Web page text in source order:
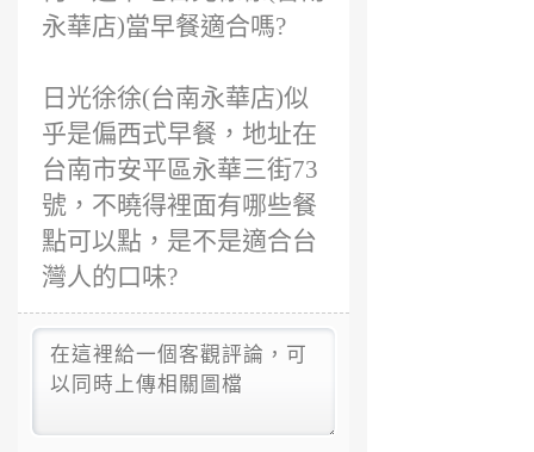
永華店)當早餐適合嗎?
日光徐徐(台南永華店)似
乎是偏西式早餐，地址在
台南市安平區永華三街73
號，不曉得裡面有哪些餐
點可以點，是不是適合台
灣人的口味?